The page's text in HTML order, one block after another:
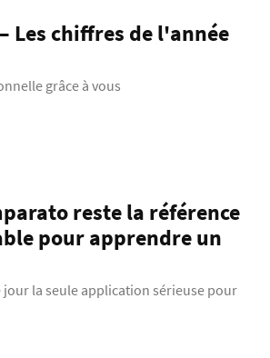
Les chiffres de l'année
grâce à vous
reste la référence
pour apprendre un
jour la seule application sérieuse pour